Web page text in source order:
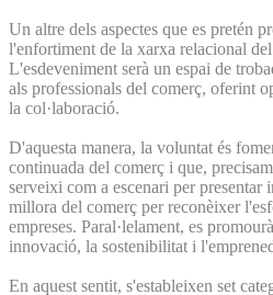
Un altre dels aspectes que es pretén
l'enfortiment de la xarxa relacional
L'esdeveniment serà un espai de
als professionals del comerç, oferint
la col·laboració.
D'aquesta manera, la voluntat és
continuada del comerç i que,
serveixi com a escenari per
millora del comerç per reconèixer
empreses. Paral·lelament, es
innovació, la sostenibilitat i
En aquest sentit, s'estableixen set